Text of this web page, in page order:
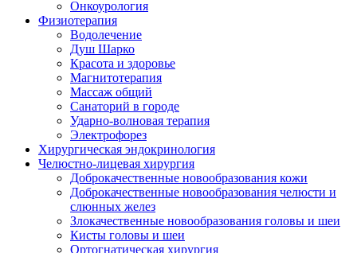
Онкоурология
Физиотерапия
Водолечение
Душ Шарко
Красота и здоровье
Магнитотерапия
Массаж общий
Санаторий в городе
Ударно-волновая терапия
Электрофорез
Хирургическая эндокринология
Челюстно-лицевая хирургия
Доброкачественные новообразования кожи
Доброкачественные новообразования челюсти и
слюнных желез
Злокачественные новообразования головы и шеи
Кисты головы и шеи
Ортогнатическая хирургия